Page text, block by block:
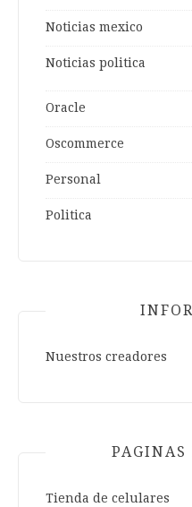
Noticias mexico
Noticias politica
Oracle
Oscommerce
Personal
Politica
Nuestros creadores
PAGINAS
Tienda de celulares